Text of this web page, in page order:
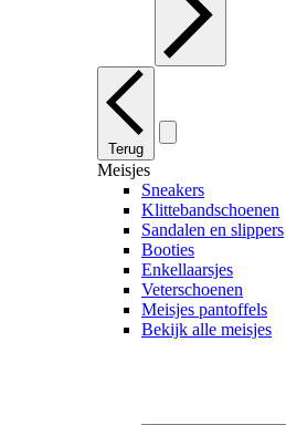
Terug
Meisjes
Sneakers
Klittebandschoenen
Sandalen en slippers
Booties
Enkellaarsjes
Veterschoenen
Meisjes pantoffels
Bekijk alle meisjes